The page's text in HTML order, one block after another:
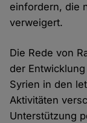
einfordern, die
verweigert.
Die Rede von
der
Syrien in den
Aktivitäten
Unterstützung